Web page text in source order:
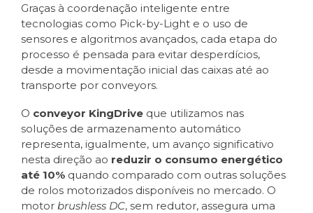
Graças à coordenação inteligente entre
tecnologias como Pick-by-Light e o uso de
sensores e algoritmos avançados, cada etapa do
processo é pensada para evitar desperdícios,
desde a movimentação inicial das caixas até ao
transporte por conveyors.
O conveyor KingDrive que utilizamos nas
soluções de armazenamento automático
representa, igualmente, um avanço significativo
nesta direção ao reduzir o consumo energético
até 10% quando comparado com outras soluções
de rolos motorizados disponíveis no mercado. O
motor brushless DC, sem redutor, assegura uma